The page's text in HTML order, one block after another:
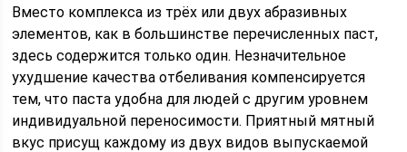
Вместо комплекса из трёх или двух абразивных
элементов, как в большинстве перечисленных паст,
здесь содержится только один. Незначительное
ухудшение качества отбеливания компенсируется
тем, что паста удобна для людей с другим уровнем
индивидуальной переносимости. Приятный мятный
вкус присущ каждому из двух видов выпускаемой